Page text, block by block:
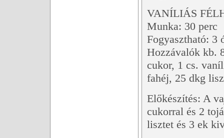
VANÍLIÁS
Munka: 30 perc
Fogyasztható: 3
Hozzávalók kb.
cukor, 1 cs.
fahéj, 25 dkg
Előkészítés: A
cukorral és 2
lisztet és 3 ek